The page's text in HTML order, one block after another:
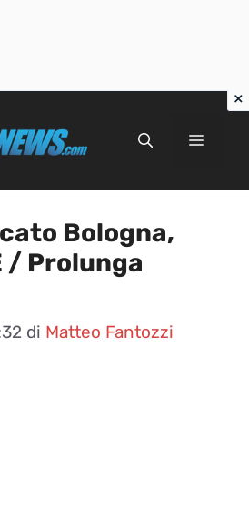
Menu
Bologna,
/ Prolunga
di Matteo Fantozzi